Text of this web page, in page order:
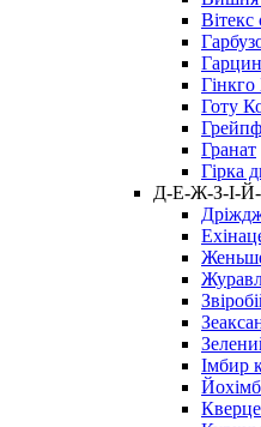
Гінкго
Готу
Гранат
Гірка
Д-Е-Ж-З-І-
Імбир